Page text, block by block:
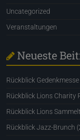
Uncategorized
Veranstaltungen
Neueste
Rückblick
Rückblick Lions Charity
Rückblick Lions
Rückblick Jazz-Brunch